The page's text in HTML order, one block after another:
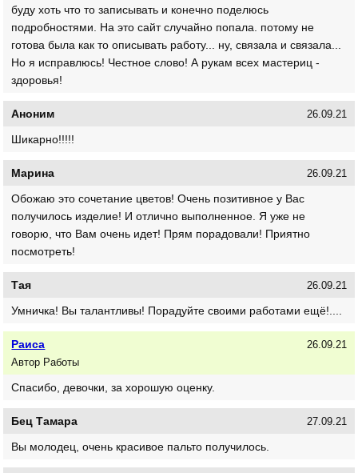
буду хоть что то записывать и конечно поделюсь
подробностями. На это сайт случайно попала. потому не
готова была как то описывать работу... ну, связала и связала...
Но я исправлюсь! Честное слово! А рукам всех мастериц -
здоровья!
Аноним 26.09.21
Шикарно!!!!!
Марина 26.09.21
Обожаю это сочетание цветов! Очень позитивное у Вас
получилось изделие! И отлично выполненное. Я уже не
говорю, что Вам очень идет! Прям порадовали! Приятно
посмотреть!
Тая 26.09.21
Умничка! Вы талантливы! Порадуйте своими работами ещё!....
Раиса
Автор Работы
26.09.21
Спасибо, девочки, за хорошую оценку.
Бец Тамара 27.09.21
Вы молодец, очень красивое пальто получилось.